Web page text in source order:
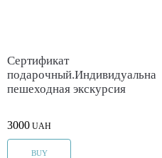
Сертификат
подарочный.Индивидуальная
пешеходная экскурсия
3000 UAH
BUY